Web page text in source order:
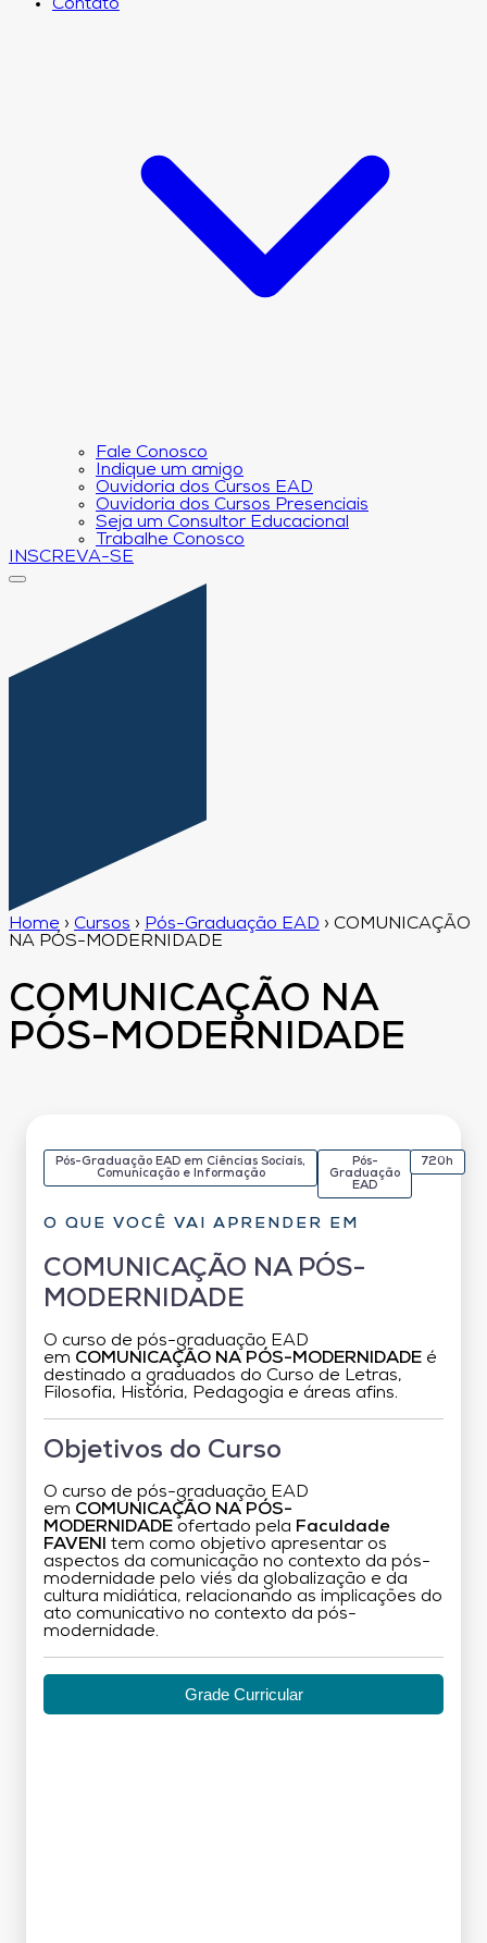
Contato
Fale Conosco
Indique um amigo
Ouvidoria dos Cursos EAD
Ouvidoria dos Cursos Presenciais
Seja um Consultor Educacional
Trabalhe Conosco
INSCREVA-SE
Home › Cursos › Pós-Graduação EAD › COMUNICAÇÃO
NA PÓS-MODERNIDADE
COMUNICAÇÃO NA
PÓS-MODERNIDADE
Pós-Graduação EAD em Ciências Sociais,
Comunicação e Informação
Pós-
Graduação
EAD
720h
O QUE VOCÊ VAI APRENDER EM
COMUNICAÇÃO NA PÓS-
MODERNIDADE
O curso de pós-graduação EAD
em COMUNICAÇÃO NA PÓS-MODERNIDADE é
destinado a graduados do Curso de Letras,
Filosofia, História, Pedagogia e áreas afins.
Objetivos do Curso
O curso de pós-graduação EAD
em COMUNICAÇÃO NA PÓS-
MODERNIDADE ofertado pela Faculdade
FAVENI
tem como objetivo apresentar os
aspectos da comunicação no contexto da pós-
modernidade pelo viés da globalização e da
cultura midiática, relacionando as implicações do
ato comunicativo no contexto da pós-
modernidade.
Grade Curricular